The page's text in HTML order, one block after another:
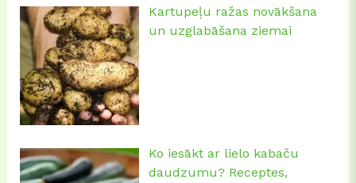
Kartupeļu ražas novākšana
un uzglabāšana ziemai
Ko iesākt ar lielo kabaču
daudzumu? Receptes,